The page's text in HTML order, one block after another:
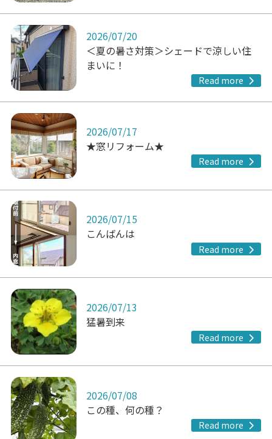
2026/07/20
＜夏の暑さ対策＞シェードで涼しい住
まいに！
Read more
2026/07/17
★窓リフォーム★
Read more
2026/07/15
こんばんは
Read more
2026/07/13
猛暑到来
Read more
2026/07/08
この種、何の種？
Read more